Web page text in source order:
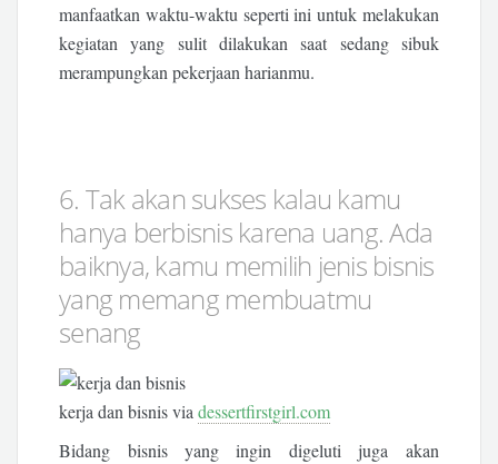
manfaatkan waktu-waktu seperti ini untuk melakukan
kegiatan yang sulit dilakukan saat sedang sibuk
merampungkan pekerjaan harianmu.
6. Tak akan sukses kalau kamu
hanya berbisnis karena uang. Ada
baiknya, kamu memilih jenis bisnis
yang memang membuatmu
senang
kerja dan bisnis viadessertfirstgirl.com
Bidang bisnis yang ingin digeluti juga akan